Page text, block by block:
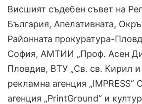
Висшият съдебен съвет на
България, Апелативната,
Районната прокуратура-
София, АМТИИ „Проф. Асен
Пловдив, ВТУ „Св. св. Кирил и
рекламна агенция
агенция „PrintGround“ и